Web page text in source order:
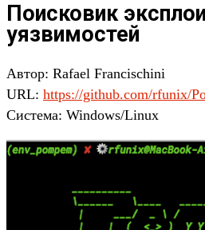
Поисковик
уязвимостей
Автор: Rafael Francischini
URL: https://github.com/rfunix/
Система: Windows/Linux